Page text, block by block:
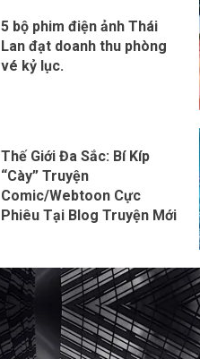
5 bộ phim điện ảnh Thái
Lan đạt doanh thu phòng
vé kỷ lục.
Thế Giới Đa Sắc: Bí Kíp
“Cày” Truyện
Comic/Webtoon Cực
Phiêu Tại Blog Truyện Mới